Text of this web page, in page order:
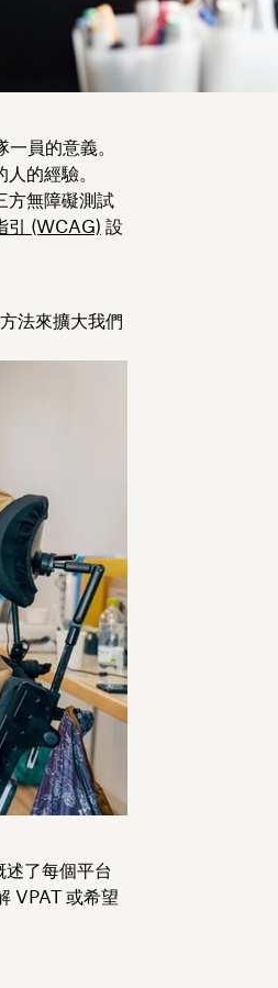
員的意義。
的經驗。
方無障礙測試
引 (WCAG) 設
法來擴大我們
了每個平台
VPAT 或希望